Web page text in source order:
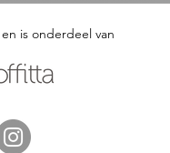
is onderdeel van